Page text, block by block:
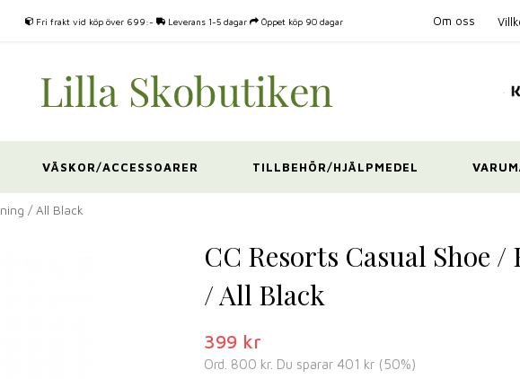
Fri frakt vid köp över 699:- Leverans 1-5 dagar Öppet köp 90 dagar Om oss
VÄSKOR/ACCESSOARER TILLBEHÖR/HJÄLPMEDEL
/ All Black
CC Resorts Casual Shoe
/ All Black
399 kr
Ord. 800 kr. Du sparar 401 kr (50%)